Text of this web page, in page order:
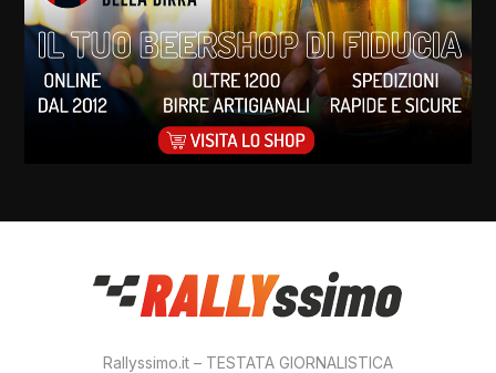
Rallyssimo.it – TESTATA GIORNALISTICA